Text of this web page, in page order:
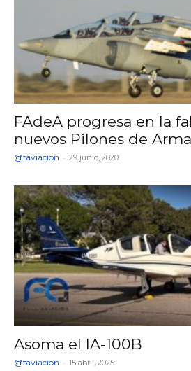
FAdeA progresa en la
nuevos Pilones de
@faviacion - 29 junio, 2020
Asoma el IA-100B
@faviacion - 15 abril, 2025